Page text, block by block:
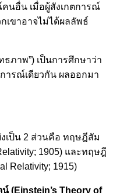
นอื่น เมื่อผู้สังเกตการณ์
เขาอาจไม่ได้ผลลัพธ์
ภาพ”) เป็นการศึกษาว่า
ารณ์เดียวกัน ผลออกมา
เป็น 2 ส่วนคือ ทฤษฎีสัม
1905) และทฤษฎี
Relativity; 1915)
(Einstein’s Theory of